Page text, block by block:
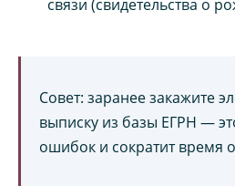
связи (свидетельства о
Совет: заранее закажите
выписку из базы ЕГРН —
ошибок и сократит время